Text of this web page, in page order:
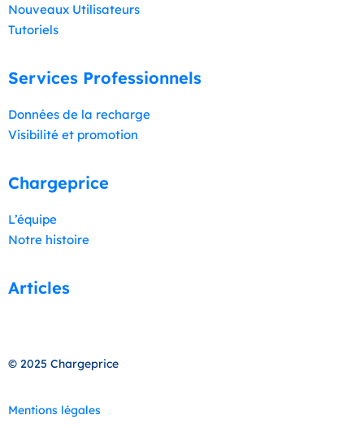
Nouveaux Utilisateurs
Tutoriels
Services Professionnels
Données de la recharge
Visibilité et promotion
Chargeprice
L’équipe
Notre histoire
Articles
© 2025 Chargeprice
Mentions légales